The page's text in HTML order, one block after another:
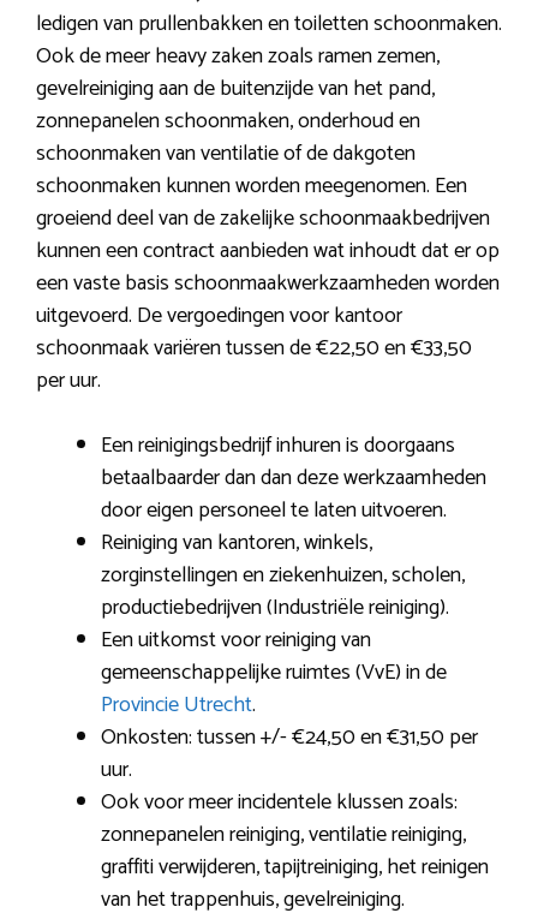
ledigen van prullenbakken en toiletten schoonmaken.
Ook de meer heavy zaken zoals ramen zemen,
gevelreiniging aan de buitenzijde van het pand,
zonnepanelen schoonmaken, onderhoud en
schoonmaken van ventilatie of de dakgoten
schoonmaken kunnen worden meegenomen. Een
groeiend deel van de zakelijke schoonmaakbedrijven
kunnen een contract aanbieden wat inhoudt dat er op
een vaste basis schoonmaakwerkzaamheden worden
uitgevoerd. De vergoedingen voor kantoor
schoonmaak variëren tussen de €22,50 en €33,50
per uur.
Een reinigingsbedrijf inhuren is doorgaans
betaalbaarder dan dan deze werkzaamheden
door eigen personeel te laten uitvoeren.
Reiniging van kantoren, winkels,
zorginstellingen en ziekenhuizen, scholen,
productiebedrijven (Industriële reiniging).
Een uitkomst voor reiniging van
gemeenschappelijke ruimtes (VvE) in de
Provincie Utrecht.
Onkosten: tussen +/- €24,50 en €31,50 per
uur.
Ook voor meer incidentele klussen zoals:
zonnepanelen reiniging, ventilatie reiniging,
graffiti verwijderen, tapijtreiniging, het reinigen
van het trappenhuis, gevelreiniging.